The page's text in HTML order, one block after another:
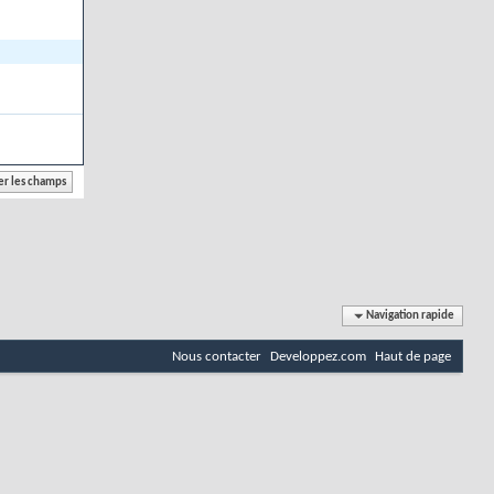
Navigation rapide
Nous contacter Developpez.com Haut de page